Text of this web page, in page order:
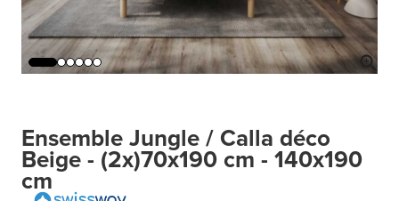
Ensemble Jungle / Calla déco
Beige - (2x)70x190 cm - 140x190
cm